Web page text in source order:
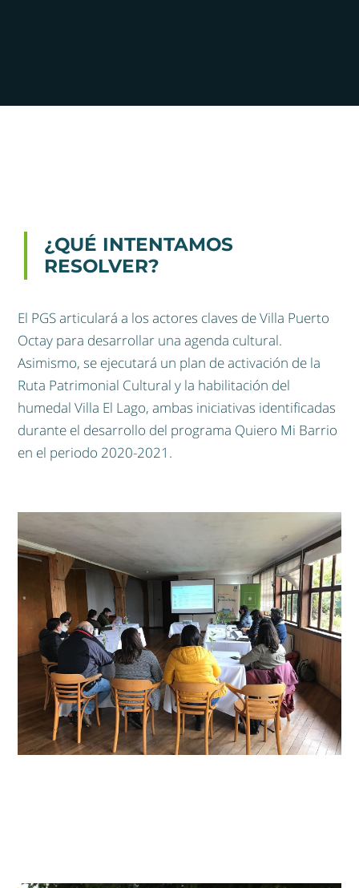
¿QUÉ INTENTAMOS
RESOLVER?
El PGS articulará a los actores claves de Villa Puerto
Octay para desarrollar una agenda cultural.
Asimismo, se ejecutará un plan de activación de la
Ruta Patrimonial Cultural y la habilitación del
humedal Villa El Lago, ambas iniciativas identificadas
durante el desarrollo del programa Quiero Mi Barrio
en el periodo 2020-2021.